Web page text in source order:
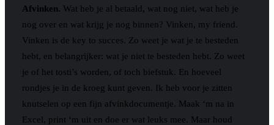
Afvinken. Wat heb je al betaald, wat nog niet, wat heb je
nog over en wat krijg je nog binnen? Vinken, my friend.
Vinken is de key to succes. Zo weet je wat je te besteden
hebt, en belangrijker: wat je niet te besteden hebt. Zo weet
je of het tosti’s worden, of toch biefstuk. En hoeveel
rondjes je in de kroeg kunt geven. Ik heb voor je zitten
knutselen op een fijn afvinkdocumentje. Maak ‘m na in
Excel, print ‘m uit en doe er wat leuks mee. Maar houd